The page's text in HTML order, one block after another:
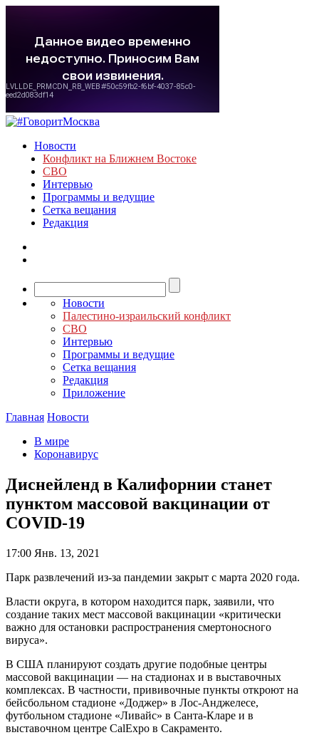
Новости
Конфликт на Ближнем Востоке
СВО
Интервью
Программы и ведущие
Сетка вещания
Редакция
Новости
Палестино-израильский конфликт
СВО
Интервью
Программы и ведущие
Сетка вещания
Редакция
Приложение
Главная Новости
В мире
Коронавирус
Диснейленд в Калифорнии станет
пунктом массовой вакцинации от
COVID-19
17:00 Янв. 13, 2021
Парк развлечений из-за пандемии закрыт с марта 2020 года.
Власти округа, в котором находится парк, заявили, что
создание таких мест массовой вакцинации «критически
важно для остановки распространения смертоносного
вируса».
В США планируют создать другие подобные центры
массовой вакцинации — на стадионах и в выставочных
комплексах. В частности, прививочные пункты откроют на
бейсбольном стадионе «Доджер» в Лос-Анджелесе,
футбольном стадионе «Ливайс» в Санта-Кларе и в
выставочном центре CalExpo в Сакраменто.